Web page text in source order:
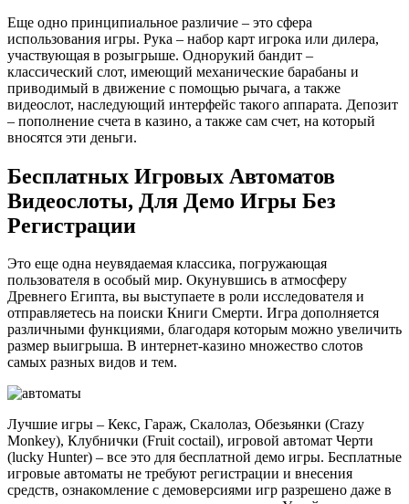
Еще одно принципиальное различие – это сфера
использования игры. Рука – набор карт игрока или дилера,
участвующая в розыгрыше. Однорукий бандит –
классический слот, имеющий механические барабаны и
приводимый в движение с помощью рычага, а также
видеослот, наследующий интерфейс такого аппарата. Депозит
– пополнение счета в казино, а также сам счет, на который
вносятся эти деньги.
Бесплатных Игровых Автоматов
Видеослоты, Для Демо Игры Без
Регистрации
Это еще одна неувядаемая классика, погружающая
пользователя в особый мир. Окунувшись в атмосферу
Древнего Египта, вы выступаете в роли исследователя и
отправляетесь на поиски Книги Смерти. Игра дополняется
различными функциями, благодаря которым можно увеличить
размер выигрыша. В интернет-казино множество слотов
самых разных видов и тем.
Лучшие игры – Кекс, Гараж, Скалолаз, Обезьянки (Crazy
Monkey), Клубнички (Fruit coctail), игровой автомат Черти
(lucky Hunter) – все это для бесплатной демо игры. Бесплатные
игровые автоматы не требуют регистрации и внесения
средств, ознакомление с демоверсиями игр разрешено даже в